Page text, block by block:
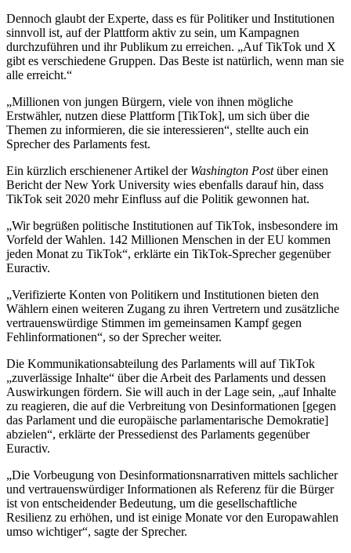
Dennoch glaubt der Experte, dass es für Politiker und Institutionen
sinnvoll ist, auf der Plattform aktiv zu sein, um Kampagnen
durchzuführen und ihr Publikum zu erreichen. „Auf TikTok und X
gibt es verschiedene Gruppen. Das Beste ist natürlich, wenn man sie
alle erreicht.“
„Millionen von jungen Bürgern, viele von ihnen mögliche
Erstwähler, nutzen diese Plattform [TikTok], um sich über die
Themen zu informieren, die sie interessieren“, stellte auch ein
Sprecher des Parlaments fest.
Ein kürzlich erschienener Artikel der Washington Postüber einen
Bericht der New York University wies ebenfalls darauf hin, dass
TikTok seit 2020 mehr Einfluss auf die Politik gewonnen hat.
„Wir begrüßen politische Institutionen auf TikTok, insbesondere im
Vorfeld der Wahlen. 142 Millionen Menschen in der EU kommen
jeden Monat zu TikTok“, erklärte ein TikTok-Sprecher gegenüber
Euractiv.
„Verifizierte Konten von Politikern und Institutionen bieten den
Wählern einen weiteren Zugang zu ihren Vertretern und zusätzliche
vertrauenswürdige Stimmen im gemeinsamen Kampf gegen
Fehlinformationen“, so der Sprecher weiter.
Die Kommunikationsabteilung des Parlaments will auf TikTok
„zuverlässige Inhalte“ über die Arbeit des Parlaments und dessen
Auswirkungen fördern. Sie will auch in der Lage sein, „auf Inhalte
zu reagieren, die auf die Verbreitung von Desinformationen [gegen
das Parlament und die europäische parlamentarische Demokratie]
abzielen“, erklärte der Pressedienst des Parlaments gegenüber
Euractiv.
„Die Vorbeugung von Desinformationsnarrativen mittels sachlicher
und vertrauenswürdiger Informationen als Referenz für die Bürger
ist von entscheidender Bedeutung, um die gesellschaftliche
Resilienz zu erhöhen, und ist einige Monate vor den Europawahlen
umso wichtiger“, sagte der Sprecher.